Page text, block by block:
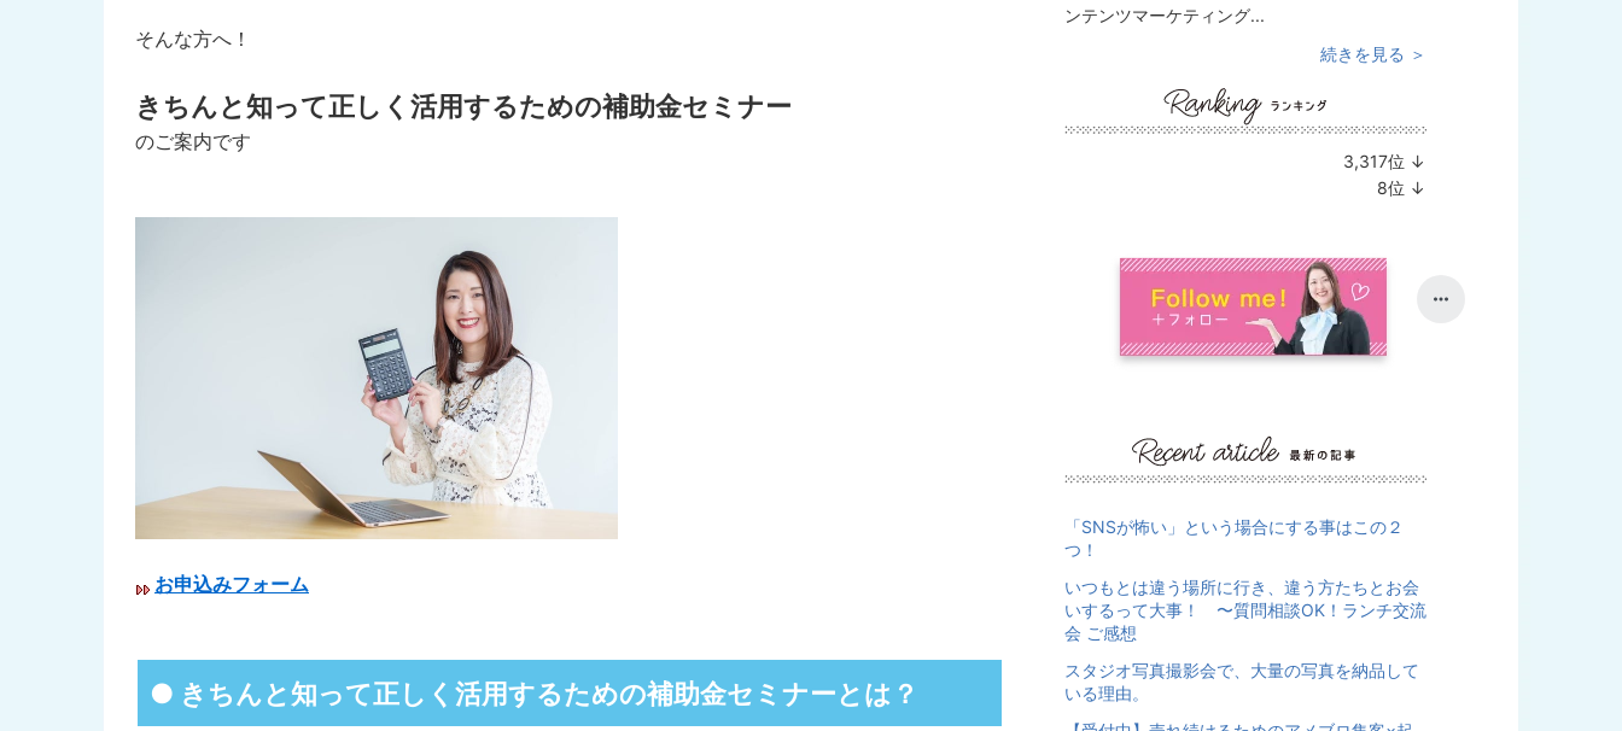
そんな方へ！
きちんと知って正しく活用するための補助金セミナー
のご案内です
お申込みフォーム
● きちんと知って正しく活用するための補助金セミナーとは？
ンテンツマーケティング...
続きを見る ＞
3,317位 ↓
ランキング下降
8位 ↓
「SNSが怖い」という場合にする事はこの２
つ！
いつもとは違う場所に行き、違う方たちとお会
いするって大事！ 〜質問相談OK！ランチ交流
会 ご感想
スタジオ写真撮影会で、大量の写真を納品して
いる理由。